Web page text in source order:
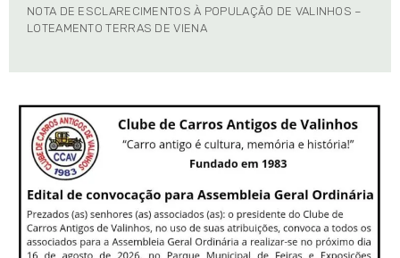
NOTA DE ESCLARECIMENTOS À POPULAÇÃO DE VALINHOS –
LOTEAMENTO TERRAS DE VIENA